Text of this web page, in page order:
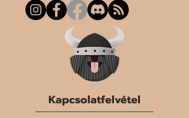
Kapcsolatfelvétel